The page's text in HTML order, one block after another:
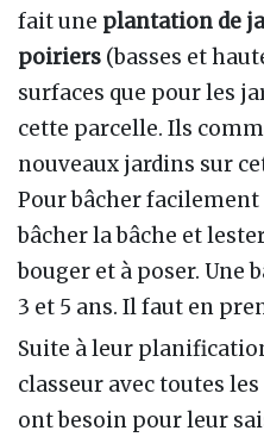
fait une plantation de
poiriers (basses et
surfaces que pour les
cette parcelle. Ils
nouveaux jardins sur
Pour bâcher
bâcher la bâche et
bouger et à poser. Une
3 et 5 ans. Il faut en
Suite à leur
classeur avec toutes
ont besoin pour leur